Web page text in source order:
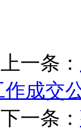
上一条：
作成交
下一条：